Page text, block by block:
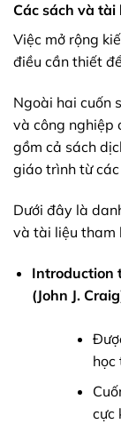
Các sách và
Việc mở rộng
điều cần thiết
Ngoài hai cuốn
và công nghiệp
gồm cả sách
giáo trình từ
Dưới đây là
và tài liệu tham
Introduction
(John J.
học
cực